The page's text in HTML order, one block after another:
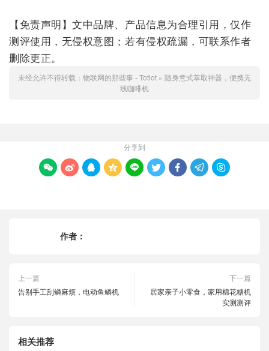
【免责声明】文中品牌、产品信息为合理引用，仅作
测评使用，无侵权意图；若有侵权疏漏，可联系作者
删除更正。
未经允许不得转载： 物联网的那些事 - Totiot » 随身意式萃取神器，便携无
线咖啡机
分享到
        
作者：
上一篇
告别手工刮鳞麻烦，电动鱼鳞机
下一篇
居家亲子小零食，家用棉花糖机
实测测评
相关推荐